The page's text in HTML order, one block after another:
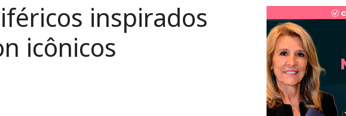
inspirados
icônicos